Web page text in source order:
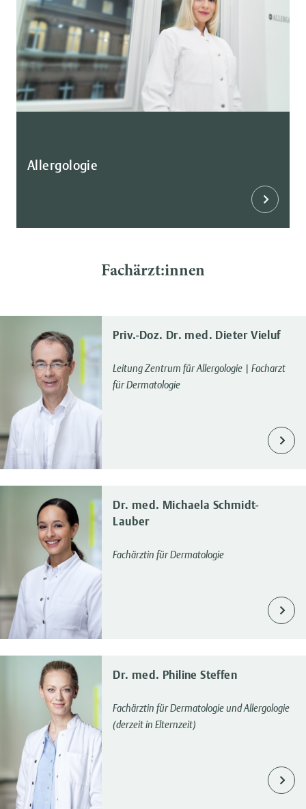
Allergologie
Fachärzt:innen
Priv.-Doz. Dr. med. Dieter Vieluf
Leitung Zentrum für Allergologie | Facharzt
für Dermatologie
Dr. med. Michaela Schmidt-
Lauber
Fachärztin für Dermatologie
Dr. med. Philine Steffen
Fachärztin für Dermatologie und Allergologie
(derzeit in Elternzeit)